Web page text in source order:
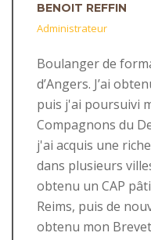
BENOIT REFFIN
Administrateur
Boulanger de
d’Angers. J’ai
puis j'ai poursuivi
Compagnons du
j'ai acquis une
dans plusieurs
obtenu un CAP
Reims, puis de
obtenu mon